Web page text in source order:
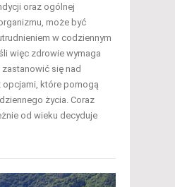
oraz ogólnej
może być
w codziennym
więc zdrowie wymaga
się nad
które pomogą
życia. Coraz
od wieku decyduje